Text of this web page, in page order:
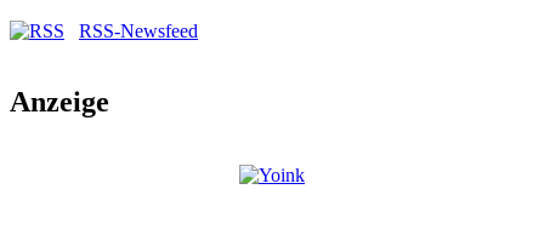
RSS-Newsfeed
Anzeige